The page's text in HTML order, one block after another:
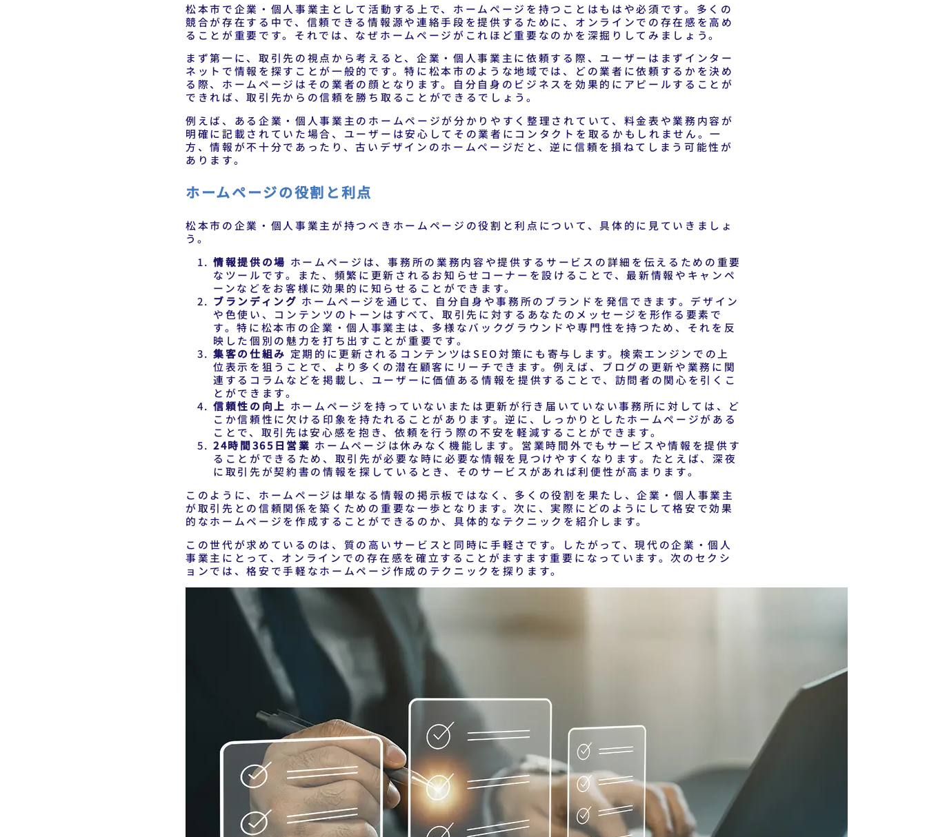
松本市で企業・個人事業主として活動する上で、ホームページを持つことはもはや必須です。多くの
競合が存在する中で、信頼できる情報源や連絡手段を提供するために、オンラインでの存在感を高め
ることが重要です。それでは、なぜホームページがこれほど重要なのかを深掘りしてみましょう。
まず第一に、取引先の視点から考えると、企業・個人事業主に依頼する際、ユーザーはまずインター
ネットで情報を探すことが一般的です。特に松本市のような地域では、どの業者に依頼するかを決め
る際、ホームページはその業者の顔となります。自分自身のビジネスを効果的にアピールすることが
できれば、取引先からの信頼を勝ち取ることができるでしょう。
例えば、ある企業・個人事業主のホームページが分かりやすく整理されていて、料金表や業務内容が
明確に記載されていた場合、ユーザーは安心してその業者にコンタクトを取るかもしれません。一
方、情報が不十分であったり、古いデザインのホームページだと、逆に信頼を損ねてしまう可能性が
あります。
ホームページの役割と利点
松本市の企業・個人事業主が持つべきホームページの役割と利点について、具体的に見ていきましょ
う。
情報提供の場 ホームページは、事務所の業務内容や提供するサービスの詳細を伝えるための重要
なツールです。また、頻繁に更新されるお知らせコーナーを設けることで、最新情報やキャンペ
ーンなどをお客様に効果的に知らせることができます。
ブランディング ホームページを通じて、自分自身や事務所のブランドを発信できます。デザイン
や色使い、コンテンツのトーンはすべて、取引先に対するあなたのメッセージを形作る要素で
す。特に松本市の企業・個人事業主は、多様なバックグラウンドや専門性を持つため、それを反
映した個別の魅力を打ち出すことが重要です。
集客の仕組み 定期的に更新されるコンテンツはSEO対策にも寄与します。検索エンジンでの上
位表示を狙うことで、より多くの潜在顧客にリーチできます。例えば、ブログの更新や業務に関
連するコラムなどを掲載し、ユーザーに価値ある情報を提供することで、訪問者の関心を引くこ
とができます。
信頼性の向上 ホームページを持っていないまたは更新が行き届いていない事務所に対しては、ど
こか信頼性に欠ける印象を持たれることがあります。逆に、しっかりとしたホームページがある
ことで、取引先は安心感を抱き、依頼を行う際の不安を軽減することができます。
24時間365日営業 ホームページは休みなく機能します。営業時間外でもサービスや情報を提供す
ることができるため、取引先が必要な時に必要な情報を見つけやすくなります。たとえば、深夜
に取引先が契約書の情報を探しているとき、そのサービスがあれば利便性が高まります。
このように、ホームページは単なる情報の掲示板ではなく、多くの役割を果たし、企業・個人事業主
が取引先との信頼関係を築くための重要な一歩となります。次に、実際にどのようにして格安で効果
的なホームページを作成することができるのか、具体的なテクニックを紹介します。
この世代が求めているのは、質の高いサービスと同時に手軽さです。したがって、現代の企業・個人
事業主にとって、オンラインでの存在感を確立することがますます重要になっています。次のセクシ
ョンでは、格安で手軽なホームページ作成のテクニックを探ります。